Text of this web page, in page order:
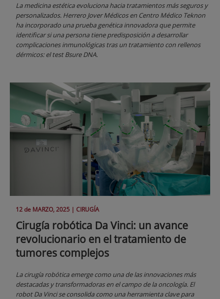
La medicina estética evoluciona hacia tratamientos más seguros y
personalizados. Herrero Jover Médicos en Centro Médico Teknon
ha incorporado una prueba genética innovadora que permite
identificar si una persona tiene predisposición a desarrollar
complicaciones inmunológicas tras un tratamiento con rellenos
dérmicos: el test Bsure DNA.
12 de MARZO, 2025 | CIRUGÍA
Cirugía robótica Da Vinci: un avance
revolucionario en el tratamiento de
tumores complejos
La cirugía robótica emerge como una de las innovaciones más
destacadas y transformadoras en el campo de la oncología. El
robot Da Vinci se consolida como una herramienta clave para